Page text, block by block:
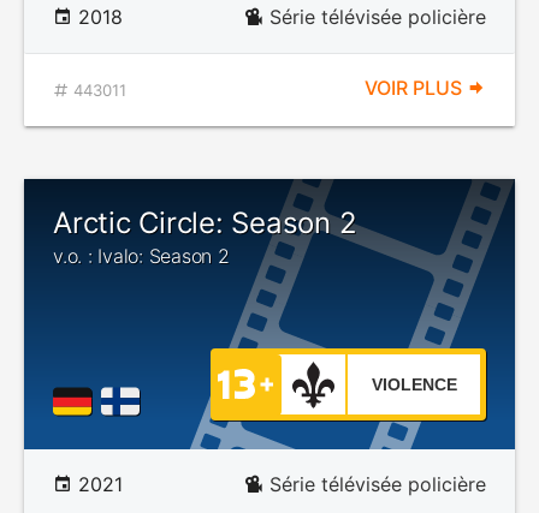
2018 Série télévisée policière
443011 VOIR PLUS
Arctic Circle: Season 2
v.o. : Ivalo: Season 2
VIOLENCE
2021 Série télévisée policière